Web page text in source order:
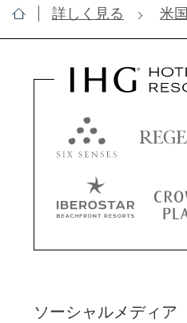
詳しく見る 米国
ソーシャルメディア